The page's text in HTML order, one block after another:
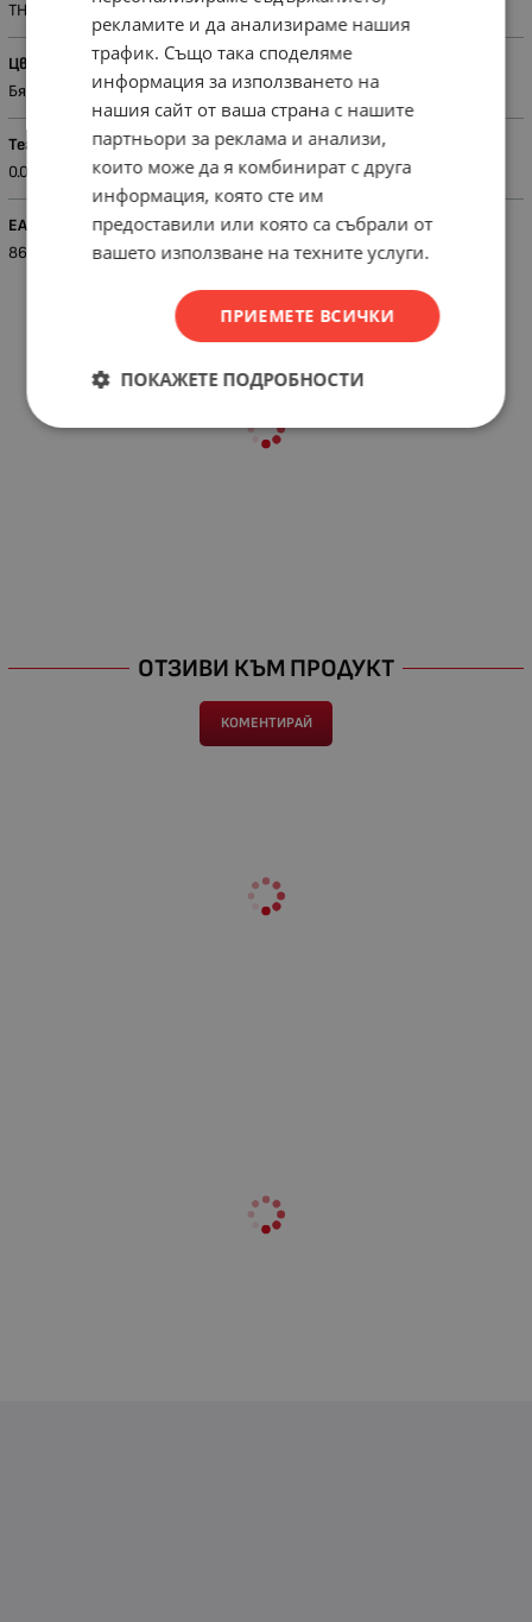
THOR
Цвят
Бял
Тегло (кг.)
0.09
EAN
8697480271086
ОТЗИВИ КЪМ ПРОДУКТ
КОМЕНТИРАЙ
рекламите и да анализираме нашия
трафик. Също така споделяме
информация за използването на
нашия сайт от ваша страна с нашите
партньори за реклама и анализи,
които може да я комбинират с друга
информация, която сте им
предоставили или която са събрали от
вашето използване на техните услуги.
ПРИЕМЕТЕ ВСИЧКИ
ПОКАЖЕТЕ ПОДРОБНОСТИ